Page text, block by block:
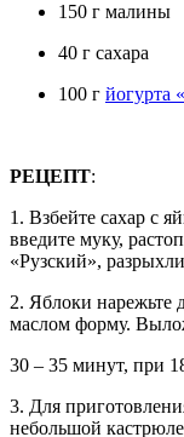
150 г малины
40 г сахара
100 г йогурта
РЕЦЕПТ:
1. Взбейте сахар с
введите муку,
«Рузский»,
2. Яблоки нарежьте
маслом форму.
30 – 35 минут, при
3. Для
небольшой